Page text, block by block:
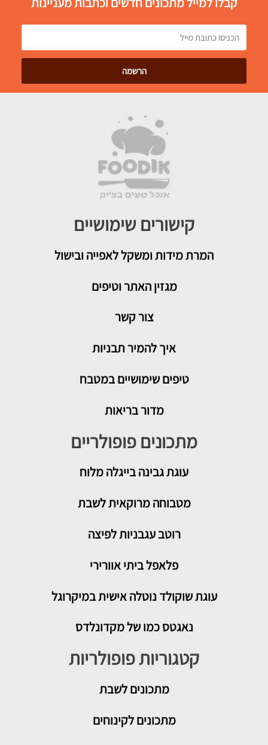
קישורים שימושיים
המרת מידות ומשקל לאפייה ובישול
מגזין האתר וטיפים
צור קשר
איך להמיר תבניות
טיפים שימושיים במטבח
מדור בריאות
מתכונים פופולריים
עוגת גבינה בייגלה מלוח
מטבוחה מרוקאית לשבת
רוטב עגבניות לפיצה
פלאפל ביתי אוורירי
עוגת שוקולד נוטלה אישית במיקרוגל
נאגטס כמו של מקדונלדס
קטגוריות פופולריות
מתכוניםלשבת
מתכונים לקינוחים